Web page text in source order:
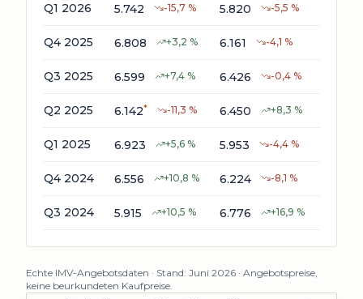
Q1 2026 5.742 -15,7 % 5.820 -5,5 %
Q4 2025 6.808 +3,2 % 6.161 -4,1 %
Q3 2025 6.599 +7,4 % 6.426 -0,4 %
Q2 2025 6.142* -11,3 % 6.450 +8,3 %
Q1 2025 6.923 +5,6 % 5.953 -4,4 %
Q4 2024 6.556 +10,8 % 6.224 -8,1 %
Q3 2024 5.915 +10,5 % 6.776 +16,9 %
Echte IMV-Angebotsdaten · Stand: Juni 2026 · Angebotspreise,
keine beurkundeten Kaufpreise.